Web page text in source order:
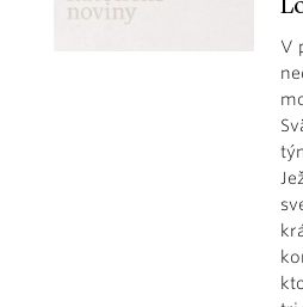
V